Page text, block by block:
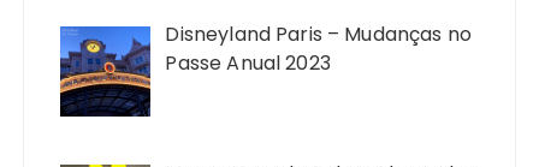
Disneyland Paris – Mudanças no
Passe Anual 2023